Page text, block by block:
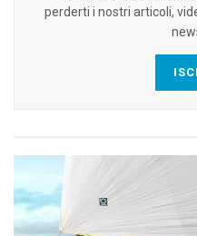
perderti i nostri articoli,